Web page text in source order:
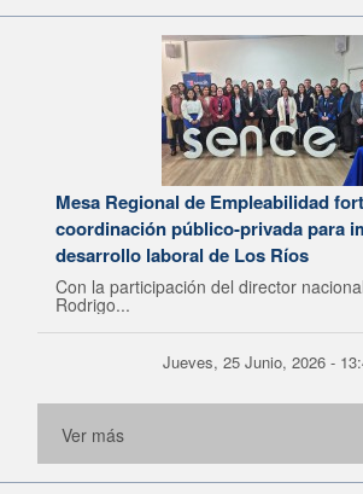
Mesa Regional de Empleabilidad
coordinación público-privada para
desarrollo laboral de Los Ríos
Con la participación del director
Rodrigo...
Jueves, 25 Junio, 2026 -
Ver más